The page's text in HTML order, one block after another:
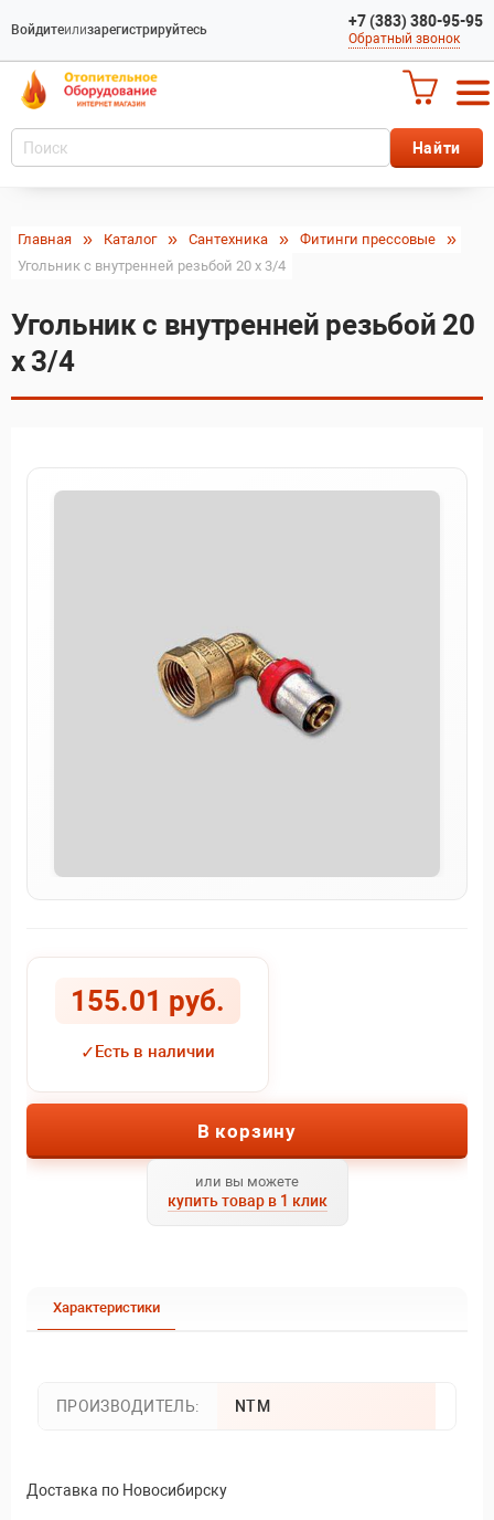
Войдитеилизарегистрируйтесь +7 (383) 380-95-95
Обратный звонок
Главная Каталог Сантехника
Фитинги прессовые
Угольник с внутренней резьбой 20 x 3/4
Угольник с внутренней резьбой 20
x 3/4
155.01 руб.
✓Есть в наличии
В корзину
или вы можете
купить товар в 1 клик
Характеристики
ПРОИЗВОДИТЕЛЬ: NTM
Доставка по Новосибирску